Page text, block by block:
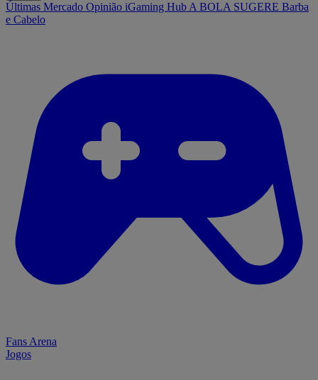
Últimas Mercado Opinião iGaming Hub A BOLA SUGERE Barba
e Cabelo
Fans Arena
Jogos